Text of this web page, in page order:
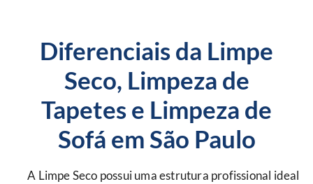
Diferenciais da Limpe
Seco, Limpeza de
Tapetes e Limpeza de
Sofá em São Paulo
A Limpe Seco possui uma estrutura profissional ideal